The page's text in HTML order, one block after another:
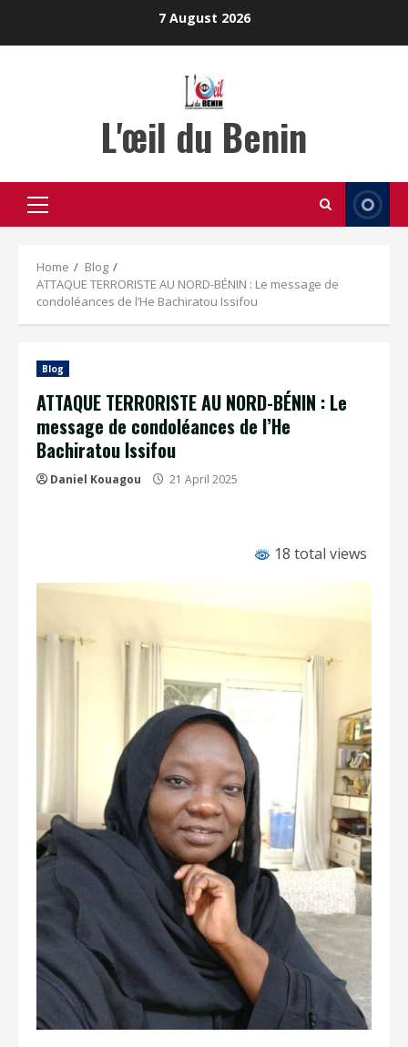
7 August 2026
L'œil du Benin
Primary
Menu
Home
Blog
ATTAQUE TERRORISTE AU NORD-BÉNIN : Le message de
condoléances de l’He Bachiratou Issifou
Blog
ATTAQUE TERRORISTE AU NORD-BÉNIN : Le
message de condoléances de l’He
Bachiratou Issifou
Daniel Kouagou 21 April 2025
18 total views